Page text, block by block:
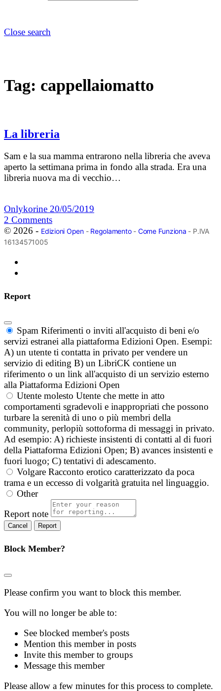
Close search
Tag: cappellaiomatto
La libreria
Sam e la sua mamma entrarono nella libreria che aveva
aperto la settimana prima in fondo alla strada. Era una
libreria nuova ma di vecchio…
Onlykorine 20/05/2019
2 Comments
© 2026 - Edizioni Open- Regolamento- Come Funziona - P.IVA
16134571005
Report
Spam Riferimenti o inviti all'acquisto di beni e/o
servizi estranei alla piattaforma Edizioni Open. Esempi:
A) un utente ti contatta in privato per vendere un
servizio di editing B) un LibriCK contiene un
riferimento o un link all'acquisto di un servizio esterno
alla Piattaforma Edizioni Open
Utente molesto Utente che mette in atto
comportamenti sgradevoli e inappropriati che possono
turbare la serenità di uno o più membri della
community, perlopiù sottoforma di messaggi in privato.
Ad esempio: A) richieste insistenti di contatti al di fuori
della Piattaforma Edizioni Open; B) avances insistenti e
fuori luogo; C) tentativi di adescamento.
Volgare Racconto erotico caratterizzato da poca
trama e un eccesso di volgarità gratuita nel linguaggio.
Other
Report note
Report
Block Member?
Please confirm you want to block this member.
You will no longer be able to:
See blocked member's posts
Mention this member in posts
Invite this member to groups
Message this member
Please allow a few minutes for this process to complete.